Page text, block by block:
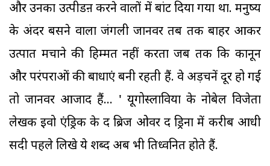
और उनका उत्पीडऩ करने वालों में बांट दिया गया था. मनुष्य
के अंदर बसने वाला जंगली जानवर तब तक बाहर आकर
उत्पात मचाने की हिम्मत नहीं करता जब तक कि कानून
और परंपराओं की बाधाएं बनी रहती हैं. वे अड़चनें दूर हो गईं
तो जानवर आजाद हैं... ' यूगोस्लाविया के नोबेल विजेता
लेखक इवो एंड्रिक के द ब्रिज ओवर द ड्रिना में करीब आधी
सदी पहले लिखे ये शब्द अब भी प्रतिध्वनित होते हैं.